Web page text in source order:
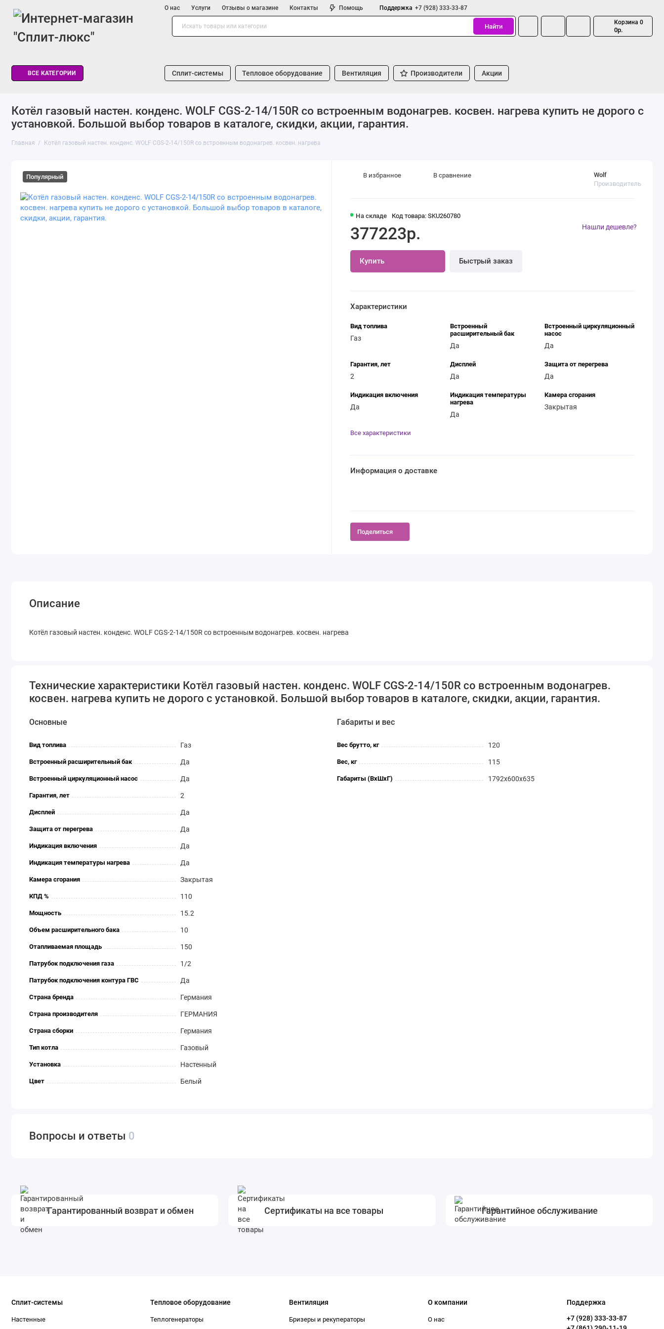
О нас Услуги Отзывы о магазине Контакты Помощь Поддержка +7 (928) 333-33-87
Найти
Корзина 0
0р.
ВСЕ КАТЕГОРИИ Сплит-системы Тепловое оборудование Вентиляция Производители Акции
Котёл газовый настен. конденс. WOLF CGS-2-14/150R со встроенным водонагрев. косвен. нагрева купить не дорого с
установкой. Большой выбор товаров в каталоге, скидки, акции, гарантия.
Главная Котёл газовый настен. конденс. WOLF CGS-2-14/150R со встроенным водонагрев. косвен. нагрева
Популярный
На складе Код товара: SKU260780
Wolf
Производитель
377223р.
Купить Быстрый заказ
Нашли дешевле?
В избранное В сравнение
Характеристики
Вид топлива
Газ
Встроенный
расширительный бак
Да
Встроенный циркуляционный
насос
Да
Гарантия, лет
2
Дисплей
Да
Защита от перегрева
Да
Индикация включения
Да
Индикация температуры
нагрева
Да
Камера сгорания
Закрытая
Все характеристики
Информация о доставке
Поделиться
Описание
Котёл газовый настен. конденс. WOLF CGS-2-14/150R со встроенным водонагрев. косвен. нагрева
Технические характеристики Котёл газовый настен. конденс. WOLF CGS-2-14/150R со встроенным водонагрев.
косвен. нагрева купить не дорого с установкой. Большой выбор товаров в каталоге, скидки, акции, гарантия.
Основные
Вид топлива Газ
Встроенный расширительный бак Да
Встроенный циркуляционный насос Да
Гарантия, лет 2
Дисплей Да
Защита от перегрева Да
Индикация включения Да
Индикация температуры нагрева Да
Камера сгорания Закрытая
КПД % 110
Мощность 15.2
Объем расширительного бака 10
Отапливаемая площадь 150
Патрубок подключения газа 1/2
Патрубок подключения контура ГВС Да
Страна бренда Германия
Страна производителя ГЕРМАНИЯ
Страна сборки Германия
Тип котла Газовый
Установка Настенный
Цвет Белый
Габариты и вес
Вес брутто, кг 120
Вес, кг 115
Габариты (ВхШхГ) 1792x600x635
Вопросы и ответы 0
Гарантированный возврат и обмен Сертификаты на все товары Гарантийное обслуживание
Сплит-системы
Настенные
Тепловое оборудование
Теплогенераторы
Вентиляция
Бризеры и рекуператоры
О компании
О нас
Поддержка
+7 (928) 333-33-87